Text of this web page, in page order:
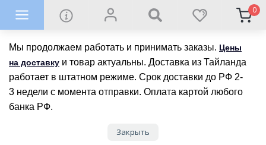
Мы продолжаем работать и принимать заказы. Цены
на доставку и товар актуальны. Доставка из Тайланда
работает в штатном режиме. Срок доставки до РФ 2-
3 недели с момента отправки. Оплата картой любого
банка РФ.
Закрыть
0